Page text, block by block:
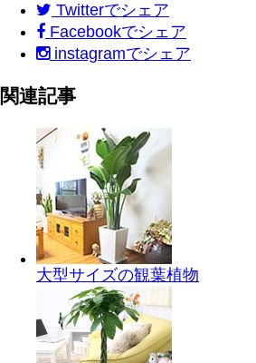
Twitterでシェア
Facebookでシェア
instagramでシェア
関連記事
大型サイズの観葉植物